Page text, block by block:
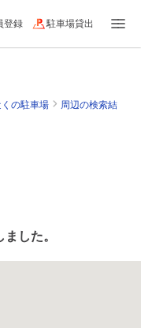
登録 駐車場貸出
の駐車場
周辺の検索結
した。